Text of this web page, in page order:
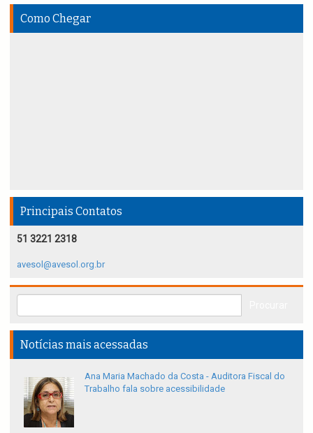
Como Chegar
Principais Contatos
51 3221 2318
avesol@avesol.org.br
Notícias mais acessadas
Ana Maria Machado da Costa - Auditora Fiscal do
Trabalho fala sobre acessibilidade